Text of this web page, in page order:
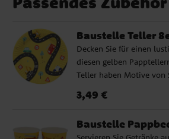
Baustelle Teller
Decken Sie für einen
diesen gelben
Teller haben Motive von
sind, die Bagger,
wunderbar mit
Preis: 3,49 €
3,49 €
Baustelle